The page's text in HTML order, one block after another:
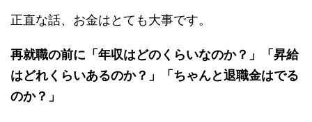
正直な話、お金はとても大事です。
再就職の前に「年収はどのくらいなのか？」「昇給
はどれくらいあるのか？」「ちゃんと退職金はでる
のか？」